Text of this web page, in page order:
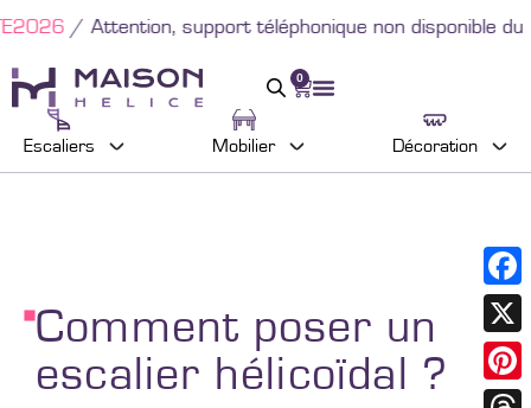
téléphonique non disponible du 10/08 au 23/08.
0
Escaliers Mobilier Décoration
Comment poser un
escalier hélicoïdal ?
X